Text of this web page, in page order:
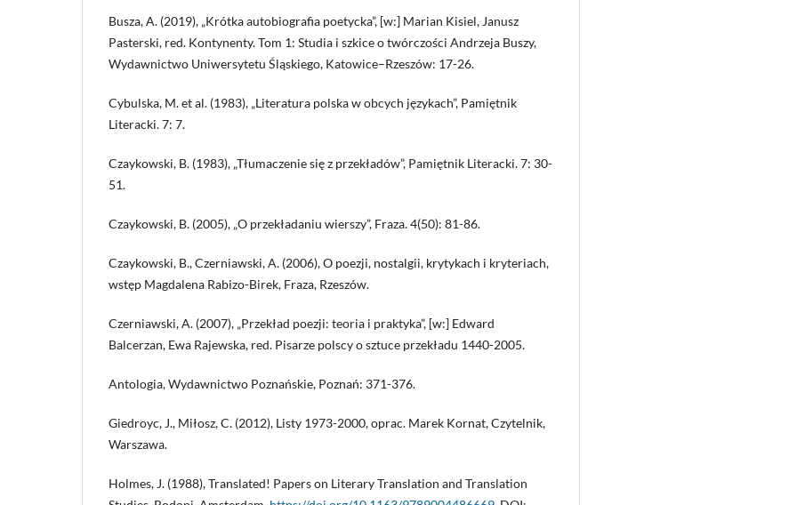
Busza, A. (2019), „Krótka autobiografia poetycka”, [w:] Marian Kisiel, Janusz
Pasterski, red. Kontynenty. Tom 1: Studia i szkice o twórczości Andrzeja Buszy,
Wydawnictwo Uniwersytetu Śląskiego, Katowice–Rzeszów: 17-26.
Cybulska, M. et al. (1983), „Literatura polska w obcych językach”, Pamiętnik
Literacki. 7: 7.
Czaykowski, B. (1983), „Tłumaczenie się z przekładów”, Pamiętnik Literacki. 7: 30-
51.
Czaykowski, B. (2005), „O przekładaniu wierszy”, Fraza. 4(50): 81-86.
Czaykowski, B., Czerniawski, A. (2006), O poezji, nostalgii, krytykach i kryteriach,
wstęp Magdalena Rabizo-Birek, Fraza, Rzeszów.
Czerniawski, A. (2007), „Przekład poezji: teoria i praktyka”, [w:] Edward
Balcerzan, Ewa Rajewska, red. Pisarze polscy o sztuce przekładu 1440-2005.
Antologia, Wydawnictwo Poznańskie, Poznań: 371-376.
Giedroyc, J., Miłosz, C. (2012), Listy 1973-2000, oprac. Marek Kornat, Czytelnik,
Warszawa.
Holmes, J. (1988), Translated! Papers on Literary Translation and Translation